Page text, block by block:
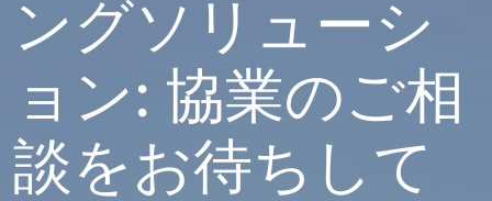
ングソリューシ
ョン: 協業のご相
談をお待ちして